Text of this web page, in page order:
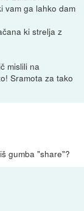
vam ga lahko dam
ki strelja z
mislili na
Sramota za tako
gumba "share"?